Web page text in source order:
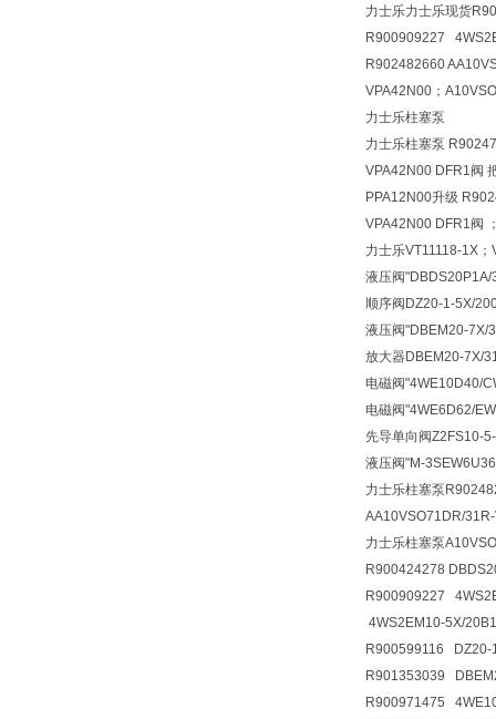
力士乐力士乐现货
R900909227
R902482660
VPA42N00；
力士乐柱塞泵
力士乐柱塞泵
VPA42N00 DFR1阀
PPA12N00升级
VPA42N00 DFR1阀
力士乐VT11118-1X；
液压阀
顺序阀 DZ20-1-5X/
液压阀"DBEM20-7X/
放大器DBEM20-7X/
电磁阀"4WE10D40/
电磁阀"4WE6D62/
先导单向阀Z2FS10-
液压阀"M-
力士乐柱塞泵
AA10VSO71DR/
力士乐柱塞泵
R900424278
R900909227
4WS2EM10-5X/
R900599116 DZ20-
R901353039
R900971475